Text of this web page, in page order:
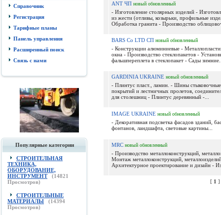
Справочник
Регистрация
Тарифные планы
Панель управления
Расширенный поиск
Связь с нами
Популярные категории
СТРОИТЕЛЬНАЯ
ТЕХНИКА,
ОБОРУДОВАНИЕ,
ИНСТРУМЕНТ
(14821
Просмотров)
СТРОИТЕЛЬНЫЕ
МАТЕРИАЛЫ
(14394
Просмотров)
ANT ЧП новый обновленный
- Изготовление столярных изделий -
из жести (отливы, козырьки, профильные
Обработка гранита - Производство
BARS Co LTD СП новый обновленный
- Конструкции алюминиевые -
окна - Производство стеклопакетов -
фальшпереплета в стеклопакет - Сады
GARDINIA UKRAINE новый обновленный
- Плинтус пласт., ламин. - Шины
покрытий и лестничных пролетов,
для столешниц - Плинтус деревянный -...
IMAGE UKRAINE новый обновленный
- Декоративная подсветка фасадов зданий,
фонтанов, ландшафта, световые картины...
MRC новый обновленный
- Производство металлоконструкций,
Монтаж металлоконструкций,
Архитектурное проектирование и дизайн -
[ 1 ]